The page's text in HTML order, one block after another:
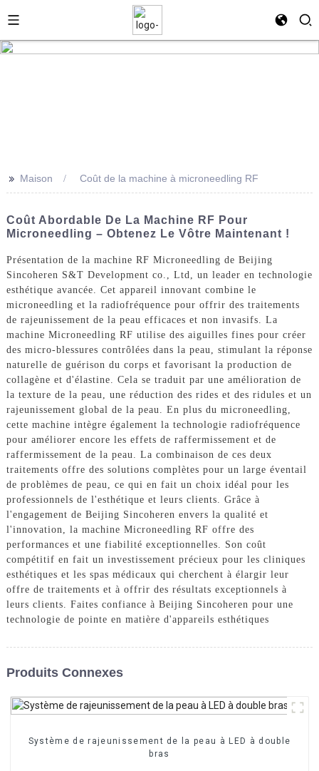
>> Maison Coût de la machine à microneedling RF
Coût Abordable De La Machine RF Pour
Microneedling – Obtenez Le Vôtre Maintenant !
Présentation de la machine RF Microneedling de Beijing
Sincoheren S&T Development co., Ltd, un leader en technologie
esthétique avancée. Cet appareil innovant combine le
microneedling et la radiofréquence pour offrir des traitements
de rajeunissement de la peau efficaces et non invasifs. La
machine Microneedling RF utilise des aiguilles fines pour créer
des micro-blessures contrôlées dans la peau, stimulant la réponse
naturelle de guérison du corps et favorisant la production de
collagène et d'élastine. Cela se traduit par une amélioration de
la texture de la peau, une réduction des rides et des ridules et un
rajeunissement global de la peau. En plus du microneedling,
cette machine intègre également la technologie radiofréquence
pour améliorer encore les effets de raffermissement et de
raffermissement de la peau. La combinaison de ces deux
traitements offre des solutions complètes pour un large éventail
de problèmes de peau, ce qui en fait un choix idéal pour les
professionnels de l'esthétique et leurs clients. Grâce à
l'engagement de Beijing Sincoheren envers la qualité et
l'innovation, la machine Microneedling RF offre des
performances et une fiabilité exceptionnelles. Son coût
compétitif en fait un investissement précieux pour les cliniques
esthétiques et les spas médicaux qui cherchent à élargir leur
offre de traitements et à offrir des résultats exceptionnels à
leurs clients. Faites confiance à Beijing Sincoheren pour une
technologie de pointe en matière d'appareils esthétiques
Produits Connexes
Système de rajeunissement de la peau à LED à double
bras